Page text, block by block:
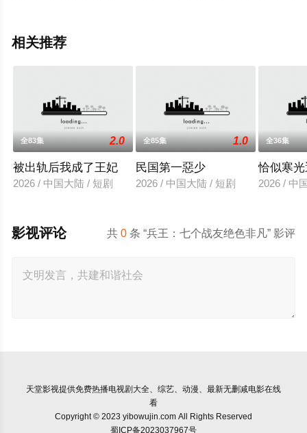
相关推荐
全83集 2.0
被出轨后我成了王妃
2026 / 中国大陆 / 短剧
全85集 1.0
民国第一惡少
2026 / 中国大陆 / 短剧
全36集
恰似寒
2026 / 中
共0 条 “兵王：七个战友绝色非凡” 影评
影视评论
天堂影视提供免费热播电视剧大全、综艺、动漫、最新无删减电影在线
看
Copyright © 2023 yibowujin.com All Rights Reserved
蜀ICP备2023037967号